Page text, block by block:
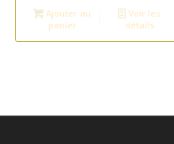
Ajouter au
panier
Voir les
détails